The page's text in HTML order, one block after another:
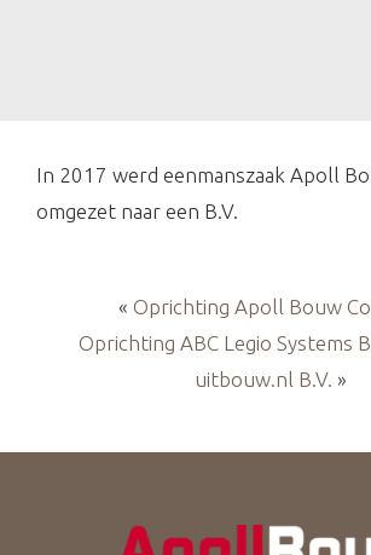
inhoud
In 2017 werd eenmanszaak Apoll
omgezet naar een B.V.
« Oprichting Apoll Bouw
Oprichting ABC Legio Systems
uitbouw.nl B.V. »